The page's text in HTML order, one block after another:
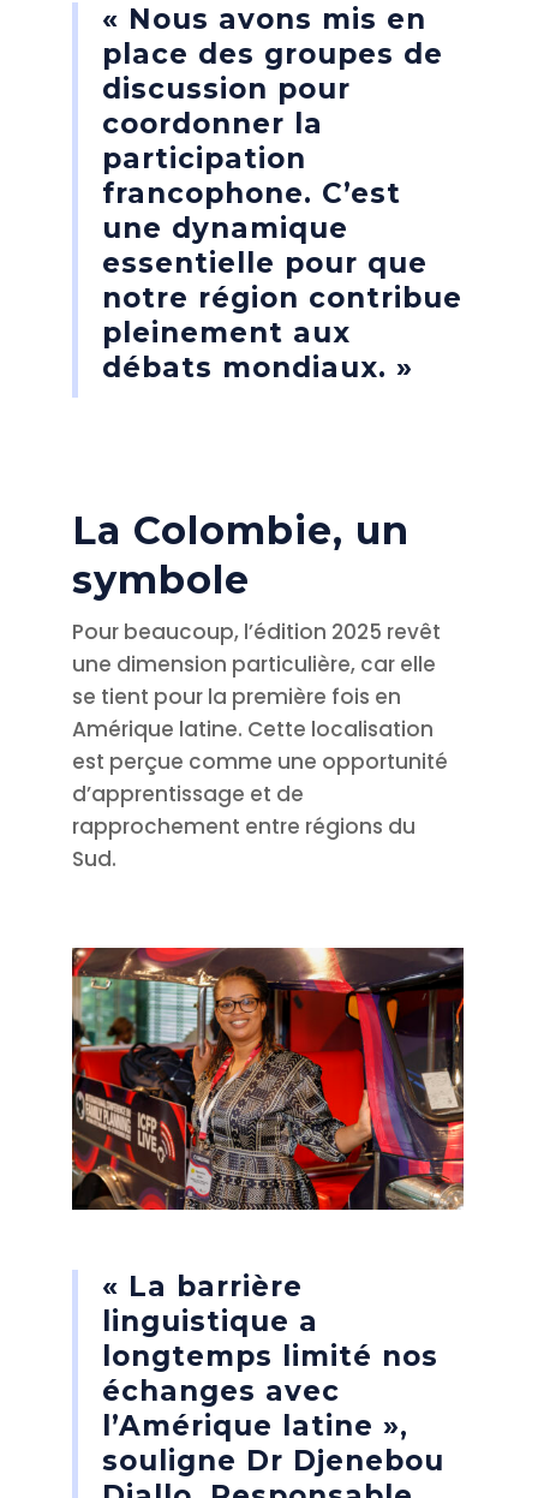
« Nous avons mis en
place des groupes de
discussion pour
coordonner la
participation
francophone. C’est
une dynamique
essentielle pour que
notre région contribue
pleinement aux
débats mondiaux. »
La Colombie, un
symbole
Pour beaucoup, l’édition 2025 revêt
une dimension particulière, car elle
se tient pour la première fois en
Amérique latine. Cette localisation
est perçue comme une opportunité
d’apprentissage et de
rapprochement entre régions du
Sud.
« La barrière
linguistique a
longtemps limité nos
échanges avec
l’Amérique latine »,
souligne Dr Djenebou